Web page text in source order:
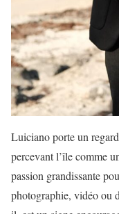
Luiciano porte un
percevant l’île comme
passion grandissante
photographie, vidéo ou